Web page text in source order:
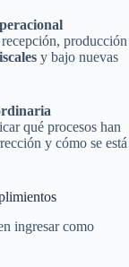
producción
y bajo nuevas
qué procesos han
y cómo se está
ingresar como